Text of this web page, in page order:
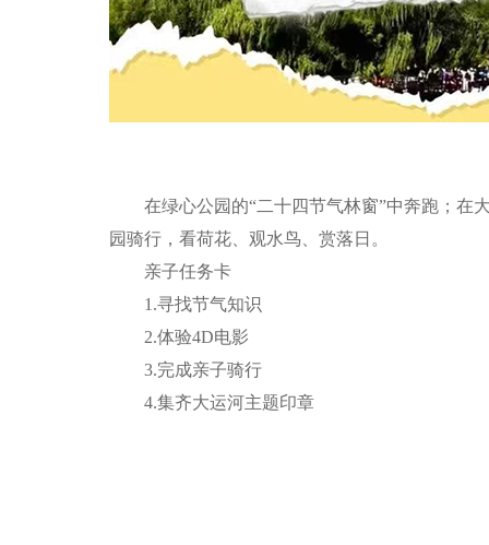
在绿心公园的“二十四节气林窗”中奔跑；在大
园骑行，看荷花、观水鸟、赏落日。
亲子任务卡
1.寻找节气知识
2.体验4D电影
3.完成亲子骑行
4.集齐大运河主题印章